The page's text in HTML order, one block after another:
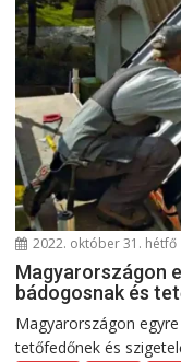
2022. október 31. hétfő
Magyarországon
bádogosnak és
Magyarországon
tetőfedőnek és